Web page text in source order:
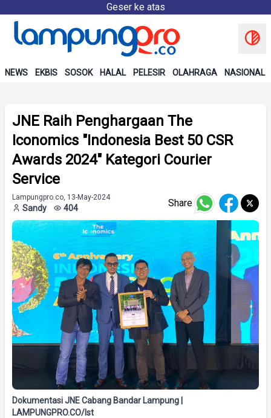
Geser ke atas
NEWS EKBIS SOSOK HALAL PELESIR OLAHRAGA NASIONAL
JNE Raih Penghargaan The
Iconomics "Indonesia Best 50 CSR
Awards 2024" Kategori Courier
Service
Lampungpro.co, 13-May-2024
Sandy 404 Share
Dokumentasi JNE Cabang Bandar Lampung |
LAMPUNGPRO.CO/Ist